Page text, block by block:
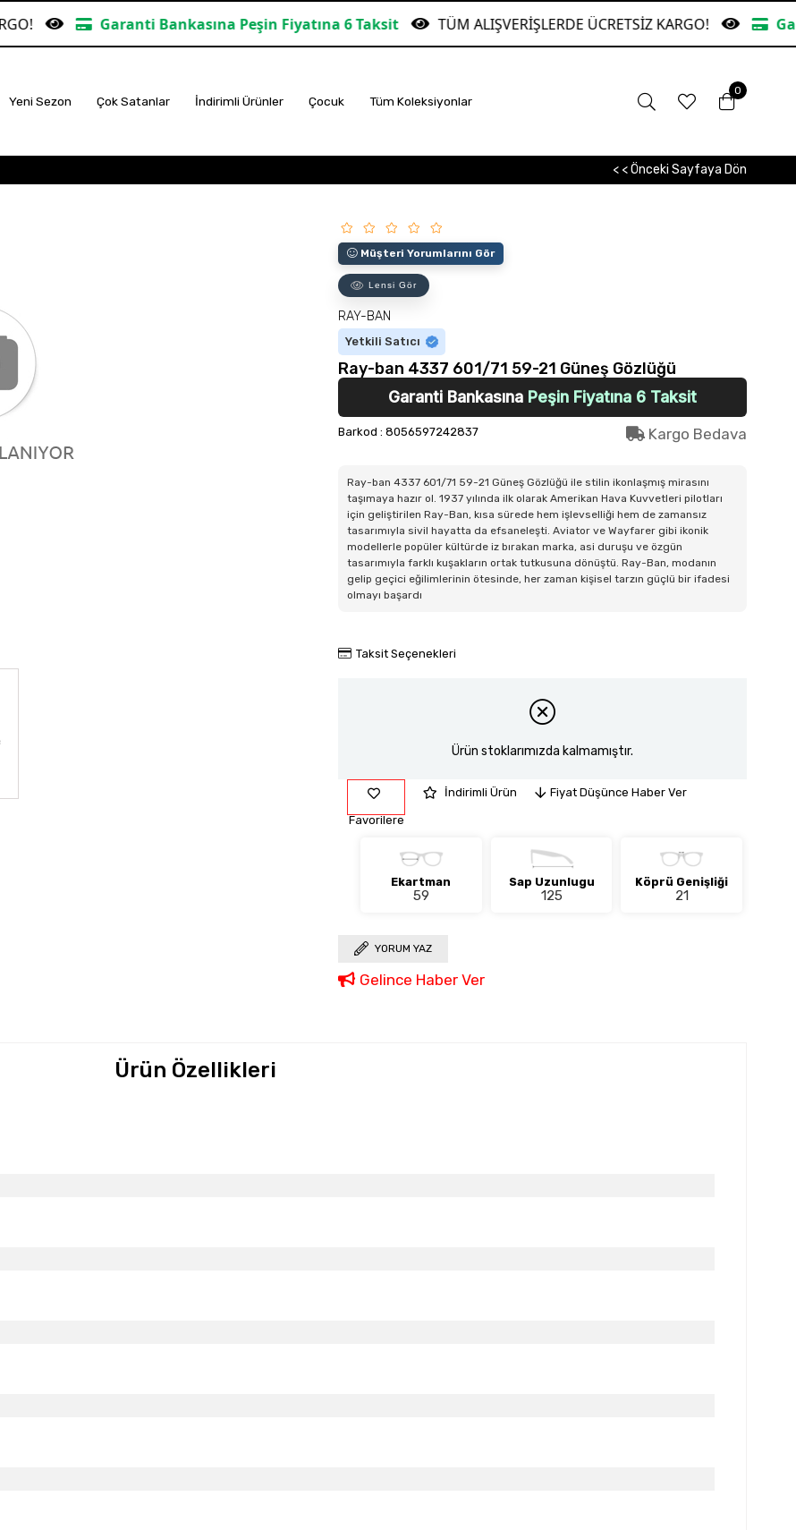
Garanti Bankasına Peşin Fiyatına 6 Taksit TÜM ALIŞVERİŞLERDE ÜCRETSİZ KARGO! Garanti
Yeni Sezon Çok Satanlar İndirimli Ürünler Çocuk Tüm Koleksiyonlar
0
< < Önceki Sayfaya Dön
Müşteri Yorumlarını Gör
Lensi Gör
RAY-BAN
Yetkili Satıcı
Ray-ban 4337 601/71 59-21 Güneş Gözlüğü
Garanti Bankasına Peşin Fiyatına 6 Taksit
Barkod : 8056597242837 Kargo Bedava
Ray-ban 4337 601/71 59-21 Güneş Gözlüğü ile stilin ikonlaşmış mirasını
taşımaya hazır ol. 1937 yılında ilk olarak Amerikan Hava Kuvvetleri pilotları
için geliştirilen Ray-Ban, kısa sürede hem işlevselliği hem de zamansız
tasarımıyla sivil hayatta da efsaneleşti. Aviator ve Wayfarer gibi ikonik
modellerle popüler kültürde iz bırakan marka, asi duruşu ve özgün
tasarımıyla farklı kuşakların ortak tutkusuna dönüştü. Ray-Ban, modanın
gelip geçici eğilimlerinin ötesinde, her zaman kişisel tarzın güçlü bir ifadesi
olmayı başardı
Taksit Seçenekleri
Ürün stoklarımızda kalmamıştır.
Favorilere
İndirimli Ürün Fiyat Düşünce Haber Ver
Ekartman
59
Sap Uzunlugu
125
Köprü Genişliği
21
YORUM YAZ
Gelince Haber Ver
Ürün Özellikleri